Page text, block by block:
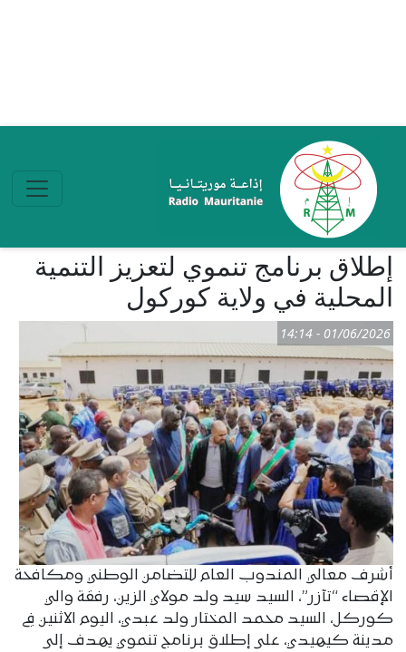
إطلاق برنامج تنموي لتعزيز التنمية
المحلية في ولاية كوركول
01/06/2026 - 14:14
أشرف معالي المندوب العام للتضامن الوطني ومكافحة
الإقصاء “تآزر”، السيد سيد ولد مولاي الزين، رفقة والي
كوركل، السيد محمد المختار ولد عبدي، اليوم الاثنين في
مدينة كيهيدي، على إطلاق برنامج تنموي يهدف إلى